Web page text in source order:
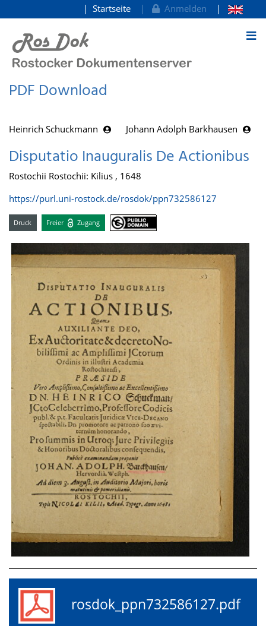
zum Inhalt
Startseite Anmelden
PDF Download
Heinrich Schuckmann Johann Adolph Barkhausen
Disputatio Inauguralis De Actionibus
Rostochii Rostochii: Kilius , 1648
https://purl.uni-rostock.de/rosdok/ppn732586127
Druck Freier Zugang
rosdok_ppn732586127.pdf